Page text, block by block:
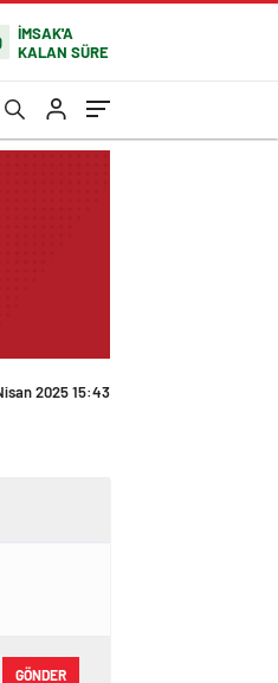
İMSAK'A
KALAN SÜRE
2025 15:43
GÖNDER